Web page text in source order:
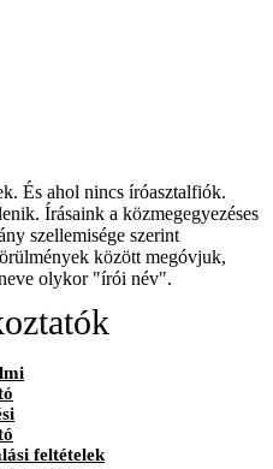
És ahol nincs íróasztalfiók.
Írásaink a közmegegyezéses
szellemisége szerint
között megóvjuk,
olykor "írói név".
feltételek